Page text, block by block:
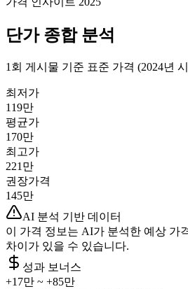
단가종합 분석
1회 게시물 기준 표준 가격 (2024년
최저가
119만
평균가
170만
최고가
221만
권장가격
145만
AI 분석 기반 데이터
이 가격 정보는 AI가 분석한 예상 가
차이가 있을 수 있습니다.
성과 보너스
+17만 ~ +85만